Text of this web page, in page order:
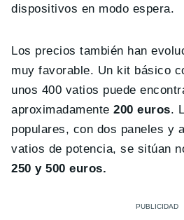
dispositivos en modo espera.
Los precios también han
muy favorable. Un kit básico
unos 400 vatios puede
aproximadamente200 euros.
populares, con dos paneles y
vatios de potencia, se sitúan
250 y 500 euros.